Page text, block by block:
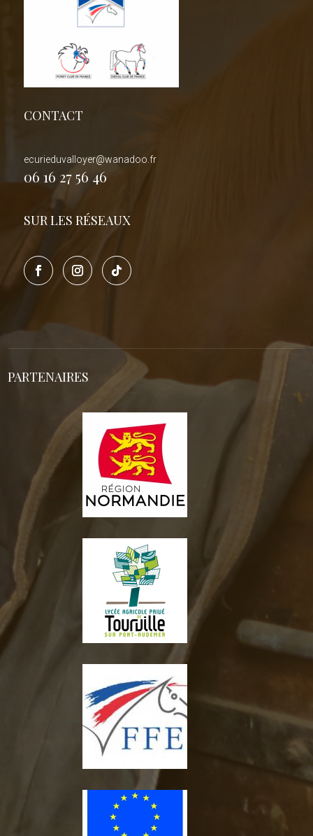
CONTACT
ecurieduvalloyer@wanadoo.fr
06 16 27 56 46
SUR LES RÉSEAUX
PARTENAIRES